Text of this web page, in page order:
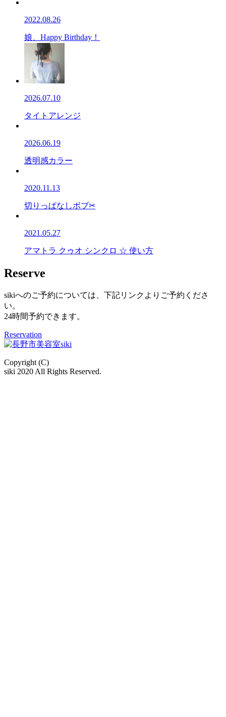
2022.08.26
娘、Happy Birthday！
2026.07.10
タイトアレンジ
2026.06.19
透明感カラー
2020.11.13
切りっぱなしボブ✂
2021.05.27
アマトラ クゥオ シンクロ ☆ 使い方
Reserve
sikiへのご予約については、下記リンクよりご予約くださ
い。
24時間予約できます。
Reservation
Copyright (C)
siki 2020 All Rights Reserved.